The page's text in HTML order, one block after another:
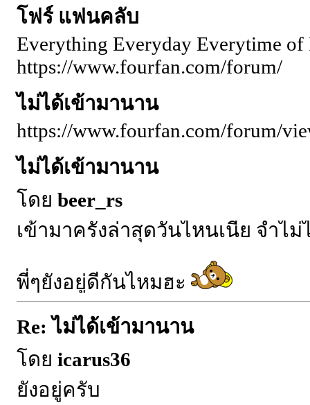
โฟร์ แฟนคลับ
Everything Everyday Everytime of
https://www.fourfan.com/forum/
ไม่ได้เข้ามานาน
https://www.fourfan.com/forum/
ไม่ได้เข้ามานาน
โดย beer_rs
เข้ามาครั้งล่าสุดวันไหนเนี่ย จำไม่
พี่ๆยังอยู่ดีกันไหมฮะ
Re: ไม่ได้เข้ามานาน
โดย icarus36
ยังอยู่ครับ